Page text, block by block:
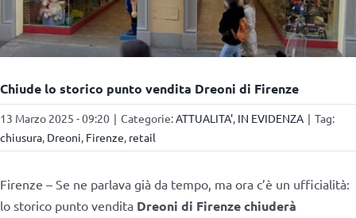
Chiude lo storico punto vendita Dreoni di Firenze
13 Marzo 2025 - 09:20 | Categorie:ATTUALITA', IN EVIDENZA | Tag:
chiusura, Dreoni, Firenze, retail
Firenze – Se ne parlava già da tempo, ma ora c’è un ufficialità:
lo storico punto vendita Dreoni di Firenzechiuderà